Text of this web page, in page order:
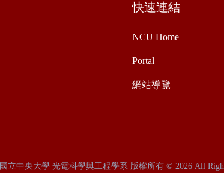
快速連結
NCU Home
Portal
網站導覽
國立中央大學 光電科學與工程學系 版權所有 © 2026 All